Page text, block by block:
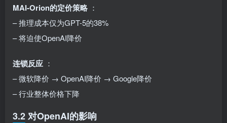
MAI-Orion的定价策略 ：
– 推理成本仅为GPT-5的38%
– 将迫使OpenAI降价
连锁反应 ：
– 微软降价 → OpenAI降价 → Google降价
– 行业整体价格下降
3.2 对OpenAI的影响